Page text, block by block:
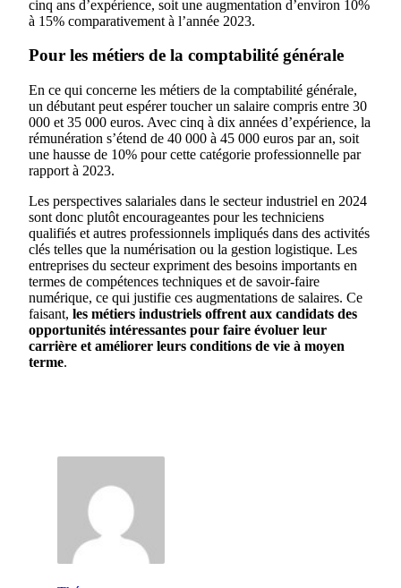
cinq ans d’expérience, soit une augmentation d’environ 10%
à 15% comparativement à l’année 2023.
Pour les métiers de la comptabilité générale
En ce qui concerne les métiers de la comptabilité générale,
un débutant peut espérer toucher un salaire compris entre 30
000 et 35 000 euros. Avec cinq à dix années d’expérience, la
rémunération s’étend de 40 000 à 45 000 euros par an, soit
une hausse de 10% pour cette catégorie professionnelle par
rapport à 2023.
Les perspectives salariales dans le secteur industriel en 2024
sont donc plutôt encourageantes pour les techniciens
qualifiés et autres professionnels impliqués dans des activités
clés telles que la numérisation ou la gestion logistique. Les
entreprises du secteur expriment des besoins importants en
termes de compétences techniques et de savoir-faire
numérique, ce qui justifie ces augmentations de salaires. Ce
faisant, les métiers industriels offrent aux candidats des
opportunités intéressantes pour faire évoluer leur
carrière et améliorer leurs conditions de vie à moyen
terme.